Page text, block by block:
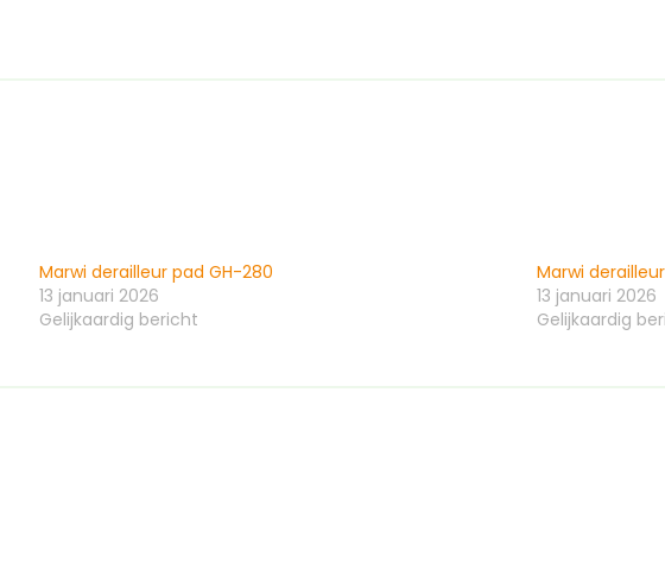
Marwi derailleur pad GH-280
13 januari 2026
Gelijkaardig bericht
Marwi
13 januari 2026
Gelijkaardig